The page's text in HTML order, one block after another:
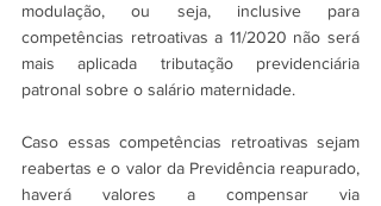
modulação, ou seja, inclusive para
competências retroativas a 11/2020 não será
mais aplicada tributação previdenciária
patronal sobre o salário maternidade.
Caso essas competências retroativas sejam
reabertas e o valor da Previdência reapurado,
haverá valores a compensar via